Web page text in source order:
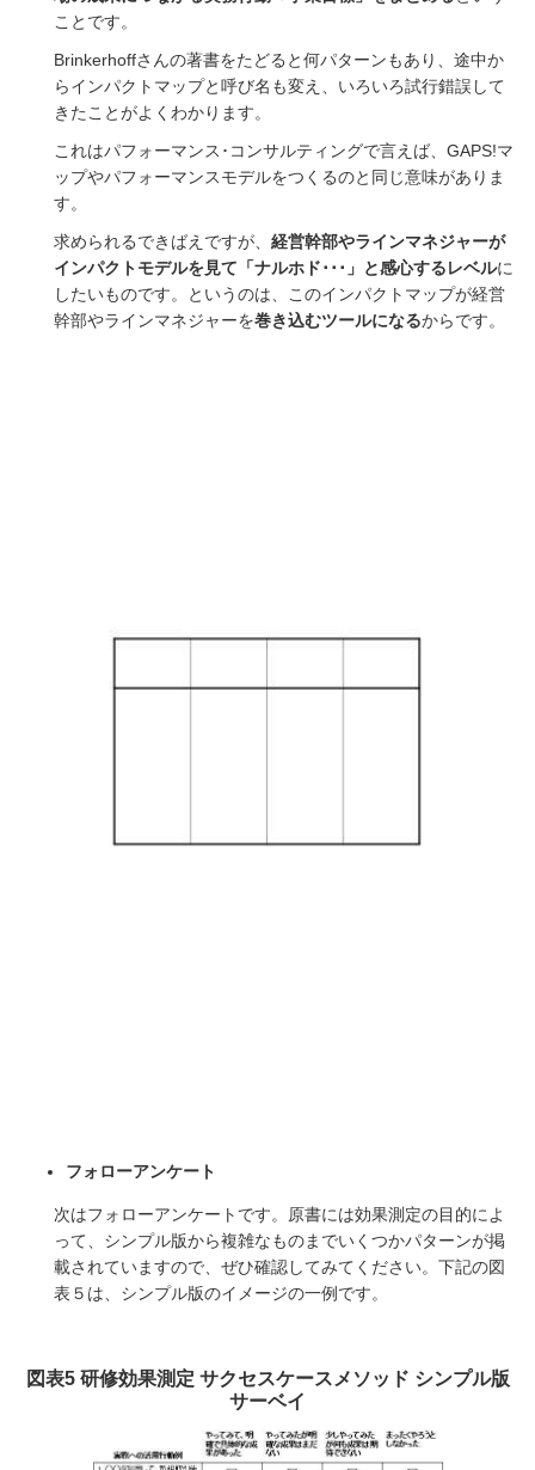
ことです。
Brinkerhoffさんの著書をたどると何パターンもあり、途中か
らインパクトマップと呼び名も変え、いろいろ試行錯誤して
きたことがよくわかります。
これはパフォーマンス･コンサルティングで言えば、GAPS!マ
ップやパフォーマンスモデルをつくるのと同じ意味がありま
す。
求められるできばえですが、 経営幹部やラインマネジャーが
インパクトモデルを見て「ナルホド･･･」と感心するレベルに
したいものです。というのは、このインパクトマップが経営
幹部やラインマネジャーを巻き込むツールになるからです。
フォローアンケート
次はフォローアンケートです。原書には効果測定の目的によ
って、シンプル版から複雑なものまでいくつかパターンが掲
載されていますので、ぜひ確認してみてください。下記の図
表５は、シンプル版のイメージの一例です。
図表5 研修効果測定 サクセスケースメソッド シンプル版
サーベイ